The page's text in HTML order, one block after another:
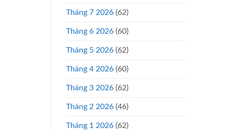
Tháng 7 2026 (62)
Tháng 6 2026 (60)
Tháng 5 2026 (62)
Tháng 4 2026 (60)
Tháng 3 2026 (62)
Tháng 2 2026 (46)
Tháng 1 2026 (62)